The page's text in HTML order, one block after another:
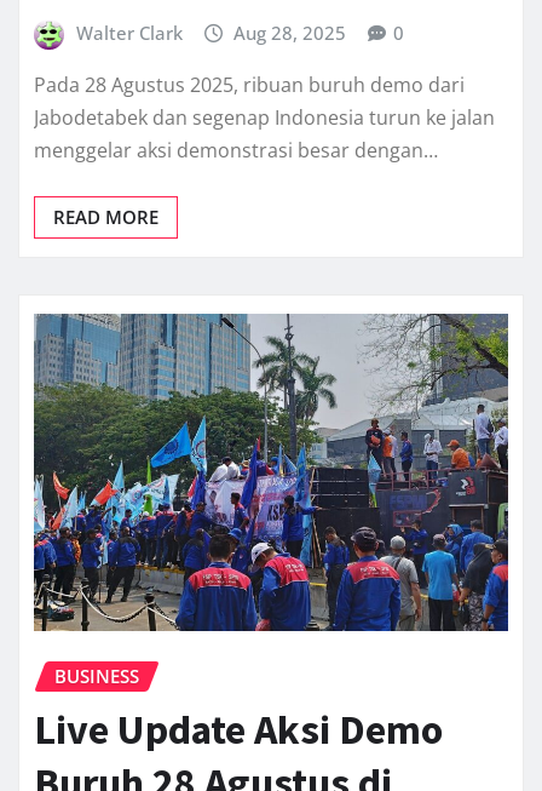
Walter Clark Aug 28, 2025 0
Pada 28 Agustus 2025, ribuan buruh demo dari
Jabodetabek dan segenap Indonesia turun ke jalan
menggelar aksi demonstrasi besar dengan…
READ MORE
BUSINESS
Live Update Aksi Demo